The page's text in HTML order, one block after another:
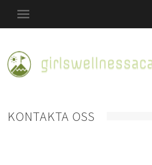
KONTAKTA OSS